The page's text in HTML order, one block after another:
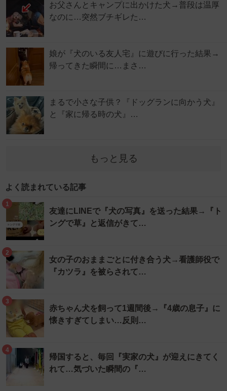
お父さんとキャンプに出かけた犬→普段は温厚
なのに…突然ブチギレた…
娘が『犬のいる友人宅』に遊びに行った結果→
帰ってきた瞬間に…まさ…
まるで小さな子供？『ドッグランに向かう犬』
と『家に帰る時の犬』…
もっと見る
よく読まれている記事
1
友達にLINEで『犬の写真』を送った結果→『ト
ングで草』と返信がきて…
2
女の子のおままごとに付き合う犬→看護師役で
『カツラ』を被らされて…
3
赤ちゃん犬を飼って1週間後→『4歳の息子』に
懐きすぎてしまい…反則…
4
帰国すると、毎回『実家の犬』が迎えにきてく
れて…気づいた瞬間の『…